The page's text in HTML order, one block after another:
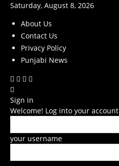
Saturday, August 8, 2026
About Us
Contact Us
Privacy Policy
Punjabi News
Sign in
Welcome! Log into your account
your username